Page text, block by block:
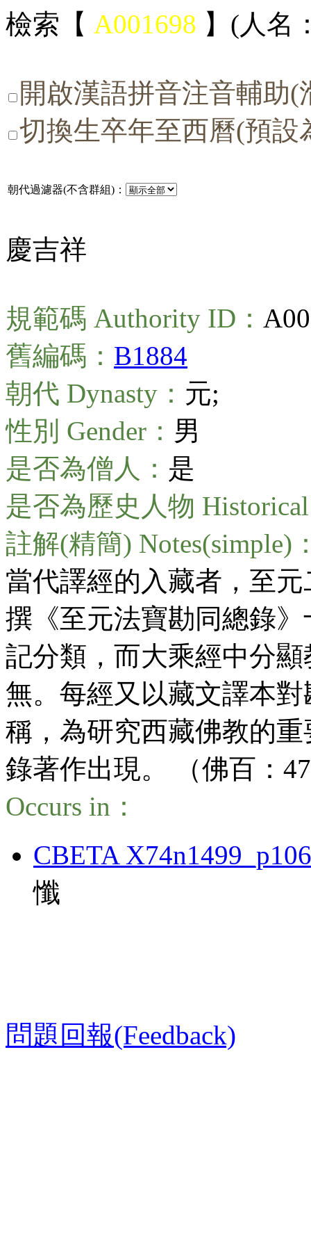
檢索【 A001698 】(人名
開啟漢語拼音注音輔助
切換生卒年至西曆(預設
朝代過濾器(不含群組)：
慶吉祥
規範碼 Authority ID：
舊編碼： B1884
朝代 Dynasty： 元;
性別 Gender： 男
是否為僧人： 是
是否為歷史人物 Historical
註解(精簡) Notes(simple)
當代譯經的入藏者，至
撰《至元法寶勘同總錄
記分類，而大乘經中分
無。每經又以藏文譯本
稱，為研究西藏佛教的
錄著作出現。 （佛百：
Occurs in：
CBETA
懺
問題回報(Feedback)